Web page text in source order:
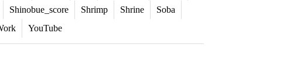
Shinobue_score Shrimp Shrine
Soba
YouTube